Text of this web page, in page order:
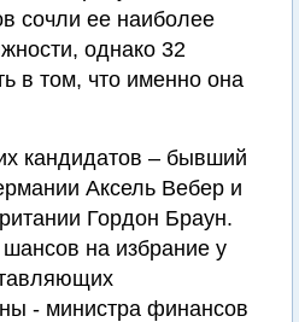
сочли ее наиболее
однако 32
в том, что именно она
кандидатов – бывший
Аксель Вебер и
Гордон Браун.
на избрание у
- министра финансов